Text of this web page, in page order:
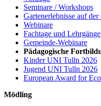
Seminare / Workshops
Gartenerlebnisse auf
Webinare
Fachtage und Lehrgänge
Gemeinde-Webinare
Pädagogische
Kinder UNI Tulln 2026
Jugend UNI Tulln 2026
European Award for
Mödling